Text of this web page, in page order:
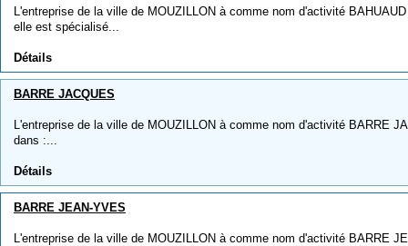
L'entreprise de la ville de MOUZILLON à comme nom d'activité
elle est spécialisé...
Détails
BARRE JACQUES
L'entreprise de la ville de MOUZILLON à comme nom d'activité BARRE
dans :...
Détails
BARRE JEAN-YVES
L'entreprise de la ville de MOUZILLON à comme nom d'activité BARRE